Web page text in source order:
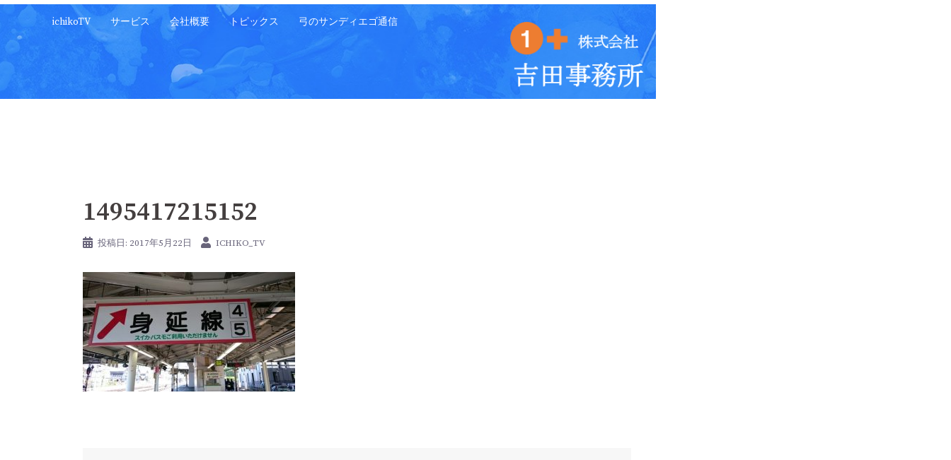
ichikoTV サービス 会社概要 トピックス 弓のサンディエゴ通信
1495417215152
投稿日: 2017年5月22日 ICHIKO_TV